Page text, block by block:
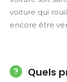
voiture qui
encore être
Quels